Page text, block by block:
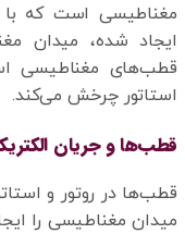
مغناطیسی است که با
ایجاد شده، میدان
قطب‌های مغناطیسی
استاتور چرخش می‌کند.
قطب‌ها و جریان
قطب‌ها در روتور و
میدان مغناطیسی را